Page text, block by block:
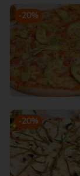
-20%
-20%